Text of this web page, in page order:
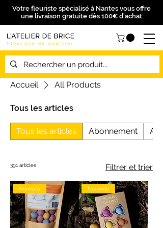
Votre fleuriste spécialisé à Nantes vous offre
une livraison gratuite dès 100€ d'achat
Accueil All Products
Tous les articles
Tous les articles Abonnement
391 articles Filtrer et trier
Nouveau Nouveau